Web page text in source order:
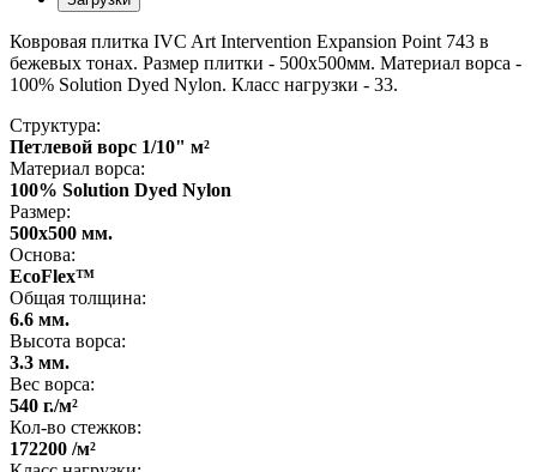
Ковровая плитка IVC Art Intervention Expansion Point 743 в
бежевых тонах. Размер плитки - 500х500мм. Материал ворса -
100% Solution Dyed Nylon. Класс нагрузки - 33.
Структура:
Петлевой ворс 1/10" м²
Материал ворса:
100% Solution Dyed Nylon
Размер:
500x500 мм.
Основа:
EcoFlex™
Общая толщина:
6.6 мм.
Высота ворса:
3.3 мм.
Вес ворса:
540 г./м²
Кол-во стежков:
172200 /м²